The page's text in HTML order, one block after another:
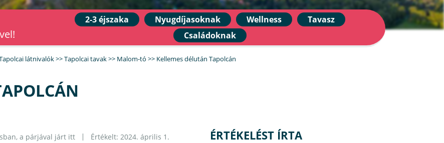
2-3 éjszaka Nyugdíjasoknak Wellness
Tavasz
Családoknak
látnivalók>>Tapolcai tavak>> Malom-tó >> Kellemes délután Tapolcán
a párjával járt itt Értékelt: 2024. április 1. ÉRTÉKELÉST ÍRTA